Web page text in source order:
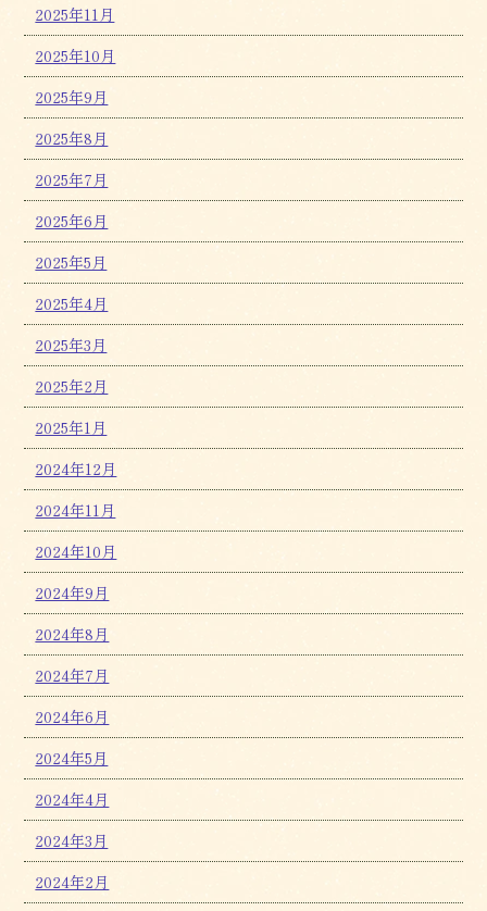
2025年11月
2025年10月
2025年9月
2025年8月
2025年7月
2025年6月
2025年5月
2025年4月
2025年3月
2025年2月
2025年1月
2024年12月
2024年11月
2024年10月
2024年9月
2024年8月
2024年7月
2024年6月
2024年5月
2024年4月
2024年3月
2024年2月